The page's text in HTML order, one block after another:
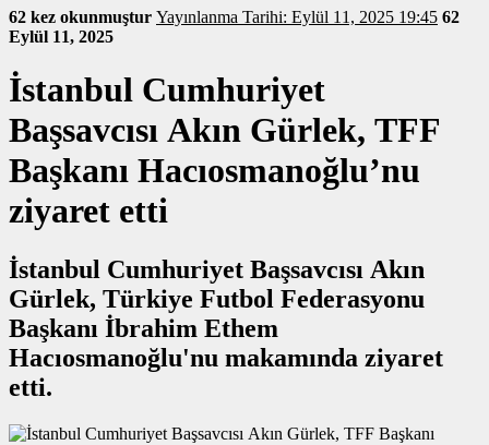
62 kez okunmuştur
Yayınlanma Tarihi: Eylül 11, 2025 19:45 62
Eylül 11, 2025
İstanbul Cumhuriyet
Başsavcısı Akın Gürlek, TFF
Başkanı Hacıosmanoğlu’nu
ziyaret etti
İstanbul Cumhuriyet Başsavcısı Akın
Gürlek, Türkiye Futbol Federasyonu
Başkanı İbrahim Ethem
Hacıosmanoğlu'nu makamında ziyaret
etti.